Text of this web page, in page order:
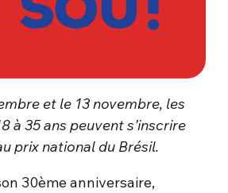
et le 13 novembre, les
à 35 ans peuvent s’inscrire
prix national du Brésil.
30ème anniversaire,